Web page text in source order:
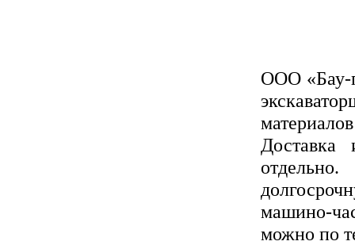
ООО «Бау-
Доставка
машино-
можно по